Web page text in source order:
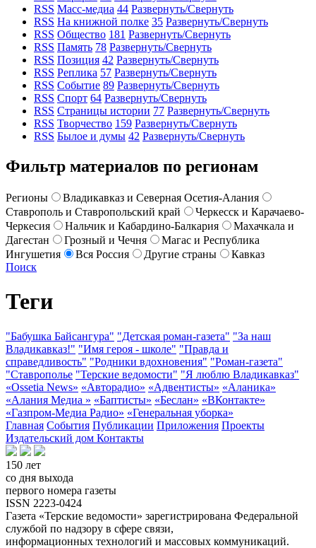
RSS Масс-медиа 44 Развернуть/Свернуть
RSS На книжной полке 35 Развернуть/Свернуть
RSS Общество 181 Развернуть/Свернуть
RSS Память 78 Развернуть/Свернуть
RSS Позиция 42 Развернуть/Свернуть
RSS Реплика 57 Развернуть/Свернуть
RSS Событие 89 Развернуть/Свернуть
RSS Спорт 64 Развернуть/Свернуть
RSS Страницы истории 77 Развернуть/Свернуть
RSS Творчество 159 Развернуть/Свернуть
RSS Былое и думы 42 Развернуть/Свернуть
Фильтр материалов по регионам
Регионы
Владикавказ и Северная Осетия-Алания
Ставрополь и Ставропольский край
Черкесск и Карачаево-
Черкесия
Нальчик и Кабардино-Балкария
Махачкала и
Дагестан
Грозный и Чечня
Магас и Республика
Ингушетия
Вся Россия Другие страны
Кавказ
Поиск
Теги
"Бабушка Байсангура" "Детская роман-газета" "За наш
Владикавказ!" "Имя героя - школе" "Правда и
справедливость" "Родники вдохновения" "Роман-газета"
"Ставрополье "Терские ведомости" "Я люблю Владикавказ"
«Ossetia News» «Авторадио» «Адвентисты» «Аланика»
«Алания Медиа » «Баптисты» «Беслан» «ВКонтакте»
«Газпром-Медиа Радио» «Генеральная уборка»
Главная События Публикации Приложения Проекты
Издательский дом Контакты
150 лет
со дня выхода
первого номера газеты
ISSN 2223-0424
Газета «Терские ведомости» зарегистрирована Федеральной
службой по надзору в сфере связи,
информационных технологий и массовых коммуникаций.